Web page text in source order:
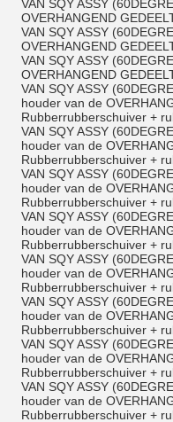
VAN SQY ASSY
OVERHANGEND
VAN SQY ASSY
OVERHANGEND
VAN SQY ASSY
OVERHANGEND
VAN SQY ASSY
houder van de
Rubberrubberschuiver +
VAN SQY ASSY
houder van de
Rubberrubberschuiver +
VAN SQY ASSY
houder van de
Rubberrubberschuiver +
VAN SQY ASSY
houder van de
Rubberrubberschuiver +
VAN SQY ASSY
houder van de
Rubberrubberschuiver +
VAN SQY ASSY
houder van de
Rubberrubberschuiver +
VAN SQY ASSY
houder van de
Rubberrubberschuiver +
VAN SQY ASSY
houder van de
Rubberrubberschuiver +